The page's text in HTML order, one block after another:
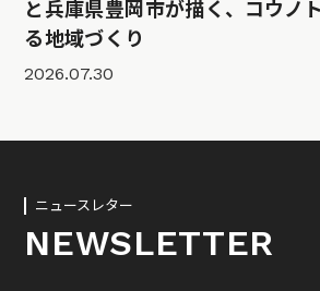
と兵庫県豊岡市が描く、コウノ
る地域づくり
2026.07.30
ニュースレター
NEWSLETTER